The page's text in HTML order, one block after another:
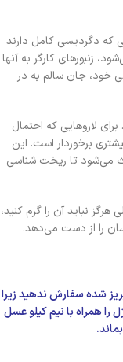
که دگردیسی کامل دارند
زنبورهای کارگر به آنها
خود، جان سالم به‌ در
برای لاروهایی که احتمال
برخوردار است. این
می‌شود تا ریخت‌ شناسی
نباید آن را گرم کنید،
را از دست می‌دهد.
شده سفارش ندهید زیرا
می شود. در این محصول 30گرم ژل را همراه با نیم کیلو عسل